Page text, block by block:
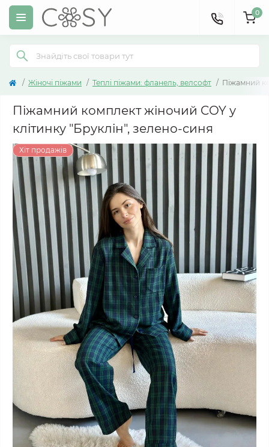
0
Жіночі піжами Теплі піжами: фланель, велсофт Піжамний
Піжамний комплект жіночий COY у
клітинку "Бруклін", зелено-синя
Хіт продажів